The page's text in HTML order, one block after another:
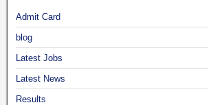
Admit Card
blog
Latest Jobs
Latest News
Results